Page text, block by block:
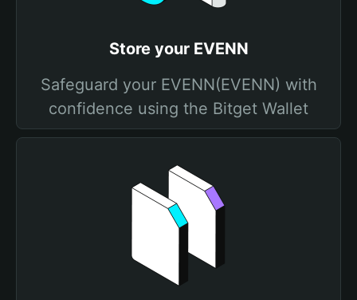
Store your EVENN
Safeguard your EVENN(EVENN) with
confidence using the Bitget Wallet